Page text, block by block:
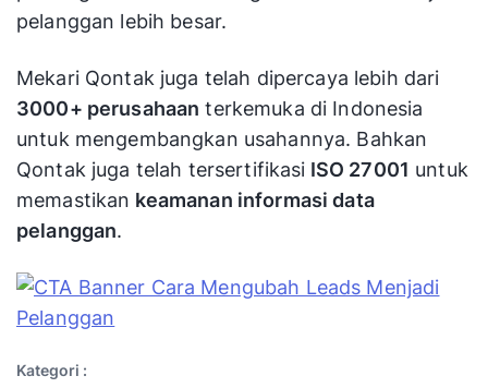
melakukan pendekatan personal. Oleh karena
berhasil mendekati mereka.
Sebagian besar bisnis menggunakanaplikasi
CRMdariMekari Qontakuntuk mempermudah
bisnis untuk mengelola interaksi dengan
prospek. Hal ini juga memudahkan bisnis untuk
peluang Anda untuk mengubah mereka menjadi
pelanggan lebih besar.
Mekari Qontak juga telah dipercaya lebih dari